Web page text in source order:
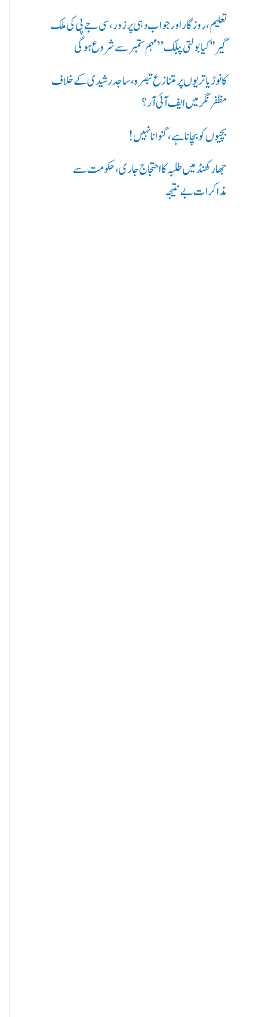
ر
ی
ں
:
تعلیم، روزگار اور جواب دہی پر زور، سی جے پی کی ملک
گیر "کیا بولتی پبلک” مہم ستمبر سے شروع ہوگی
کانوڑ یاتریوں پر متنازع تبصرہ، ساجد رشیدی کے خلاف
مظفرنگر میں ایف آئی آر؟
بچیوں کو بچانا ہے، گنوانا نہیں!
جھارکھنڈ میں طلبہ کا احتجاج جاری، حکومت سے
مذاکرات بے نتیجہ